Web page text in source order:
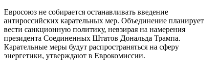
Евросоюз не собирается останавливать введение
антироссийских карательных мер. Объединение планирует
вести санкционную политику, невзирая на намерения
президента Соединенных Штатов Дональда Трампа.
Карательные меры будут распространяться на сферу
энергетики, утверждают в Еврокомиссии.